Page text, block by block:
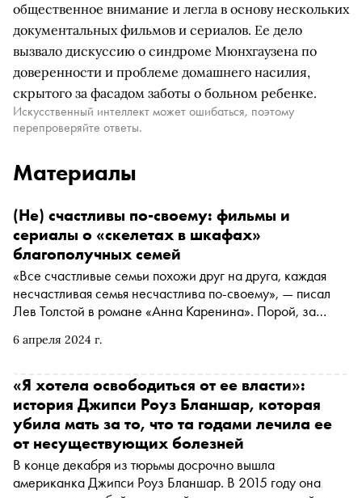
общественное внимание и легла в основу нескольких
документальных фильмов и сериалов. Ее дело
вызвало дискуссию о синдроме Мюнхгаузена по
доверенности и проблеме домашнего насилия,
скрытого за фасадом заботы о больном ребенке.
Искусственный интеллект может ошибаться, поэтому
перепроверяйте ответы.
Материалы
6 апреля 2024 г.
(Не) счастливы по-своему: фильмы и
сериалы о «скелетах в шкафах»
благополучных семей
«Все счастливые семьи похожи друг на друга, каждая
несчастливая семья несчастлива по-своему», — писал
Лев Толстой в романе «Анна Каренина». Порой, за
предательство, измены, домашнее насилие. Последней
согласие» Валерии Гай Германики, который вышел 1
апреля на KION. Вместе с онлайн-кинотеатром «Сноб»
подготовил подборку картин о дисфункциональных
семьях
«Я хотела освободиться от ее власти»:
история Джипси Роуз Бланшар, которая
убила мать за то, что та годами лечила ее
от несуществующих болезней
В конце декабря из тюрьмы досрочно вышла
американка Джипси Роуз Бланшар. В 2015 году она